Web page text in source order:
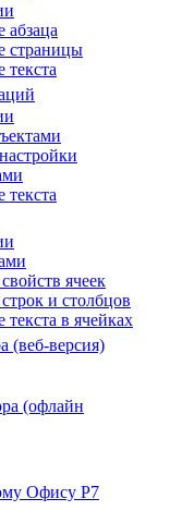
абзаца
страницы
ячеек
и столбцов
в ячейках
(веб-версия)
(офлайн
Офису Р7